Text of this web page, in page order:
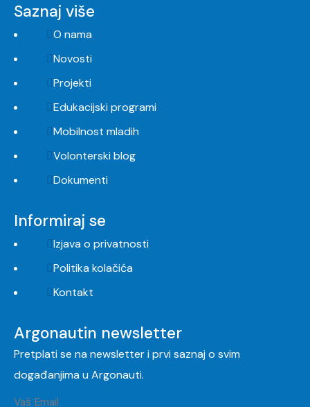
Saznaj više
O nama
Novosti
Projekti
Edukacijski programi
Mobilnost mladih
Volonterski blog
Dokumenti
Informiraj se
Izjava o privatnosti
Politika kolačića
Kontakt
Argonautin newsletter
Pretplati se na newsletter i prvi saznaj o svim
događanjima u Argonauti.
Vaš Email